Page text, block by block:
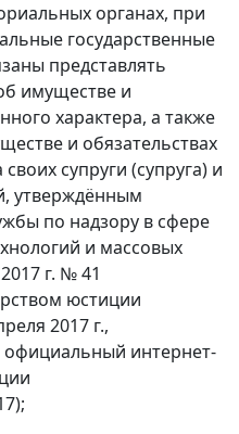
органах, при
государственные
представлять
имуществе и
характера, а также
и обязательствах
супруги (супруга) и
утверждённым
по надзору в сфере
и массовых
г. № 41
юстиции
2017 г.,
интернет-